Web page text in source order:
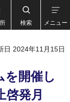
検索 メニュー
日 2024年11月15日
を開催し
啓発月